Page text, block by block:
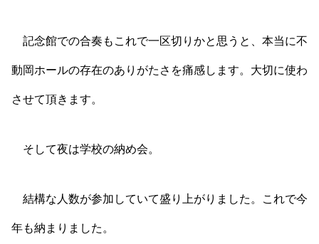
記念館での合奏もこれで一区切りかと思うと、本当に不
動岡ホールの存在のありがたさを痛感します。大切に使わ
させて頂きます。
そして夜は学校の納め会。
結構な人数が参加していて盛り上がりました。これで今
年も納まりました。